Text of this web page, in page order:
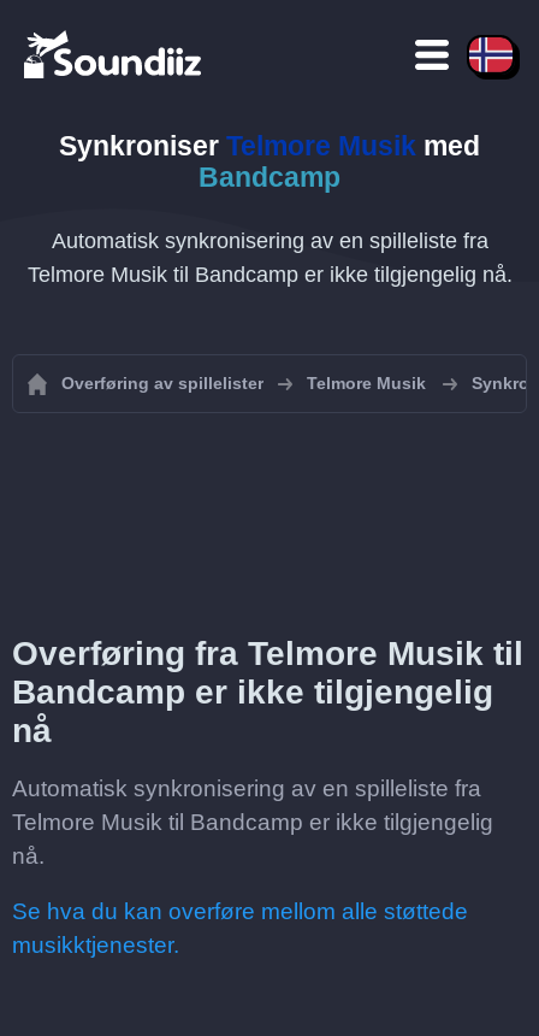
Synkroniser Telmore Musik med
Bandcamp
Automatisk synkronisering av en spilleliste fra
Telmore Musik til Bandcamp er ikke tilgjengelig nå.
Overføring av spillelister Telmore Musik
Overføring fra Telmore Musik til
Bandcamp er ikke tilgjengelig
nå
Automatisk synkronisering av en spilleliste fra
Telmore Musik til Bandcamp er ikke tilgjengelig
nå.
Se hva du kan overføre mellom alle støttede
musikktjenester.